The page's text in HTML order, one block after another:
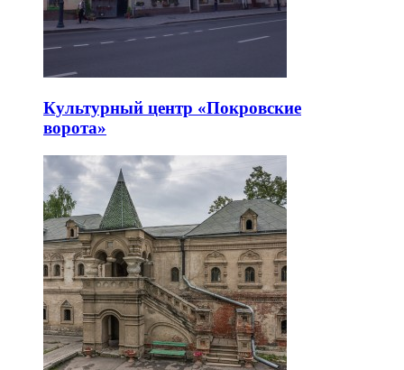
Культурный центр «Покровские
ворота»